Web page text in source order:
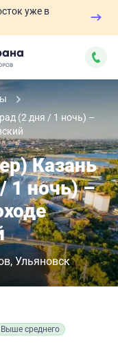
уже в
(2 дня / 1 ночь) –
Казань
1 ночь) –
Ульяновск
Выше среднего